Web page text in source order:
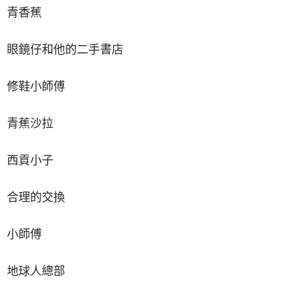
青香蕉
眼鏡仔和他的二手書店
修鞋小師傅
青蕉沙拉
西貢小子
合理的交換
小師傅
地球人總部